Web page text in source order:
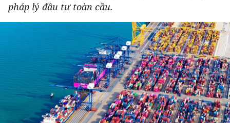
KHOA HỌC - CÔNG NGHỆ
MÔI TRƯỜNG
BẠN ĐỌC
pháp lý đầu tư toàn cầu.